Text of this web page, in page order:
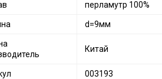
перламутр 100%
d=9мм
Китай
003193